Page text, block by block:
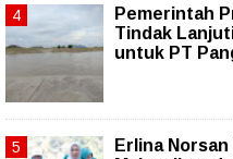
Pemerintah
Tindak
untuk PT
Erlina